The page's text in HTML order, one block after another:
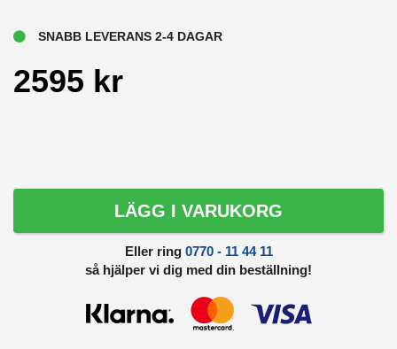
SNABB LEVERANS 2-4 DAGAR
2595 kr
LÄGG I VARUKORG
Eller ring 0770 - 11 44 11
så hjälper vi dig med din beställning!